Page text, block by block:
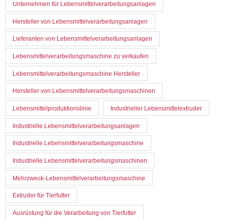
Unternehmen für Lebensmittelverarbeitungsanlagen
Hersteller von Lebensmittelverarbeitungsanlagen
Lieferanten von Lebensmittelverarbeitungsanlagen
Lebensmittelverarbeitungsmaschine zu verkaufen
Lebensmittelverarbeitungsmaschine Hersteller
Hersteller von Lebensmittelverarbeitungsmaschinen
Lebensmittelproduktionslinie Industrieller Lebensmittelextruder
Industrielle Lebensmittelverarbeitungsanlagen
Industrielle Lebensmittelverarbeitungsmaschine
Industrielle Lebensmittelverarbeitungsmaschinen
Mehrzweck-Lebensmittelverarbeitungsmaschine
Extruder für Tierfutter
Ausrüstung für die Verarbeitung von Tierfutter